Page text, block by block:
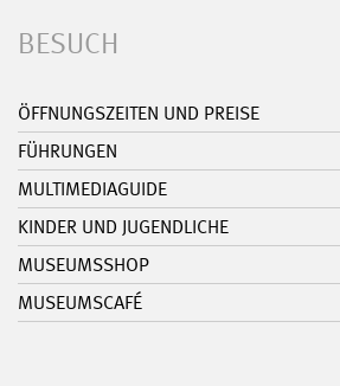
BESUCH
ÖFFNUNGSZEITEN UND PREISE
FÜHRUNGEN
MULTIMEDIAGUIDE
KINDER UND JUGENDLICHE
MUSEUMSSHOP
MUSEUMSCAFÉ